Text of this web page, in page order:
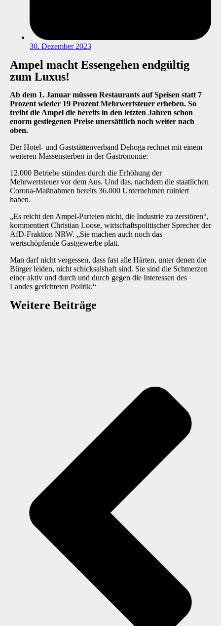
30. Dezember 2023
Ampel macht Essengehen endgültig
zum Luxus!
Ab dem 1. Januar müssen Restaurants auf Speisen statt 7
Prozent wieder 19 Prozent Mehrwertsteuer erheben. So
treibt die Ampel die bereits in den letzten Jahren schon
enorm gestiegenen Preise unersättlich noch weiter nach
oben.
Der Hotel- und Gaststättenverband Dehoga rechnet mit einem
weiteren Massensterben in der Gastronomie:
12.000 Betriebe stünden durch die Erhöhung der
Mehrwertsteuer vor dem Aus. Und das, nachdem die staatlichen
Corona-Maßnahmen bereits 36.000 Unternehmen ruiniert
haben.
„Es reicht den Ampel-Parteien nicht, die Industrie zu zerstören“,
kommentiert Christian Loose, wirtschaftspolitischer Sprecher der
AfD-Fraktion NRW. „Sie machen auch noch das
wertschöpfende Gastgewerbe platt.
Man darf nicht vergessen, dass fast alle Härten, unter denen die
Bürger leiden, nicht schicksalshaft sind. Sie sind die Schmerzen
einer aktiv und durch und durch gegen die Interessen des
Landes gerichteten Politik.“
Weitere Beiträge